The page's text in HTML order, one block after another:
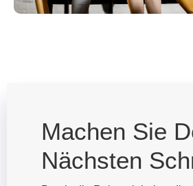
Machen Sie
Nächsten